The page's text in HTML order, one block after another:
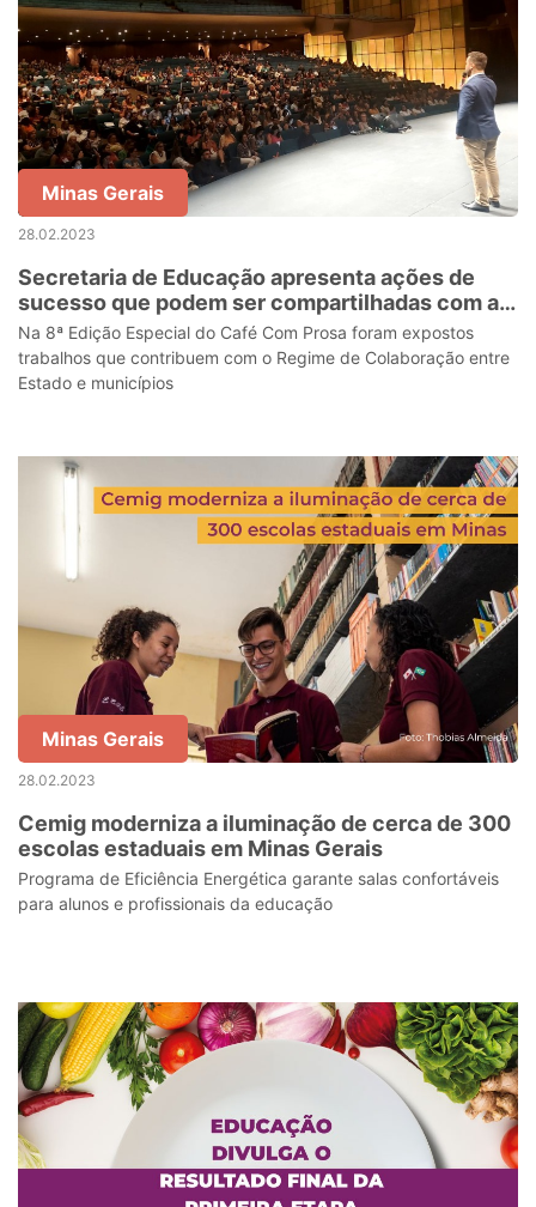
Minas Gerais
28.02.2023
Secretaria de Educação apresenta ações de
sucesso que podem ser compartilhadas com as
redes municipais
Na 8ª Edição Especial do Café Com Prosa foram expostos
trabalhos que contribuem com o Regime de Colaboração entre
Estado e municípios
Minas Gerais
28.02.2023
Cemig moderniza a iluminação de cerca de 300
escolas estaduais em Minas Gerais
Programa de Eficiência Energética garante salas confortáveis
para alunos e profissionais da educação